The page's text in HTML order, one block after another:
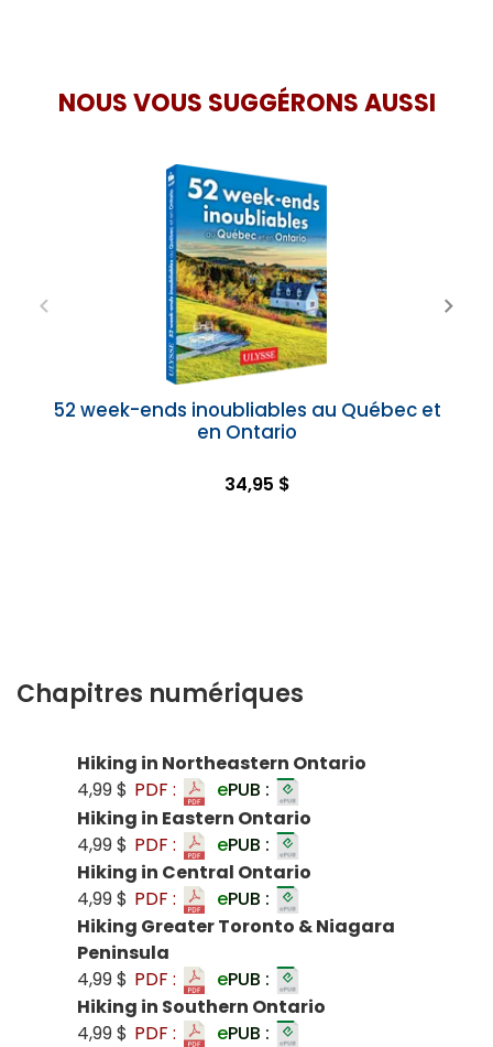
NOUS VOUS SUGGÉRONS AUSSI
52 week-ends inoubliables au Québec et
en Ontario
34,95 $
Chapitres numériques
Hiking in Northeastern Ontario
4,99 $ PDF : ePUB :
Hiking in Eastern Ontario
4,99 $ PDF : ePUB :
Hiking in Central Ontario
4,99 $ PDF : ePUB :
Hiking Greater Toronto & Niagara
Peninsula
4,99 $ PDF : ePUB :
Hiking in Southern Ontario
4,99 $ PDF : ePUB :